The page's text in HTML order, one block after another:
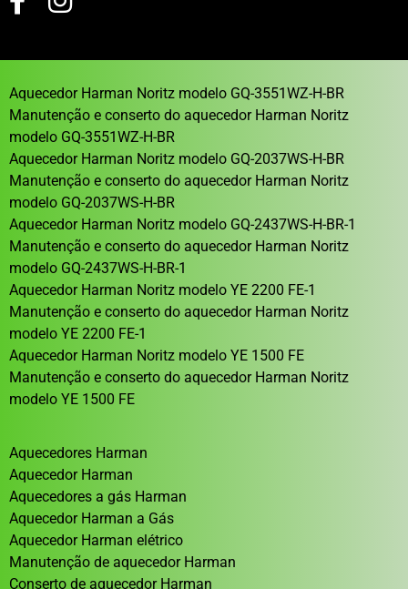
Aquecedor Harman Noritz modelo GQ-3551WZ-H-BR
Manutenção e conserto do aquecedor Harman Noritz
modelo GQ-3551WZ-H-BR
Aquecedor Harman Noritz modelo GQ-2037WS-H-BR
Manutenção e conserto do aquecedor Harman Noritz
modelo GQ-2037WS-H-BR
Aquecedor Harman Noritz modelo GQ-2437WS-H-BR-1
Manutenção e conserto do aquecedor Harman Noritz
modelo GQ-2437WS-H-BR-1
Aquecedor Harman Noritz modelo YE 2200 FE-1
Manutenção e conserto do aquecedor Harman Noritz
modelo YE 2200 FE-1
Aquecedor Harman Noritz modelo YE 1500 FE
Manutenção e conserto do aquecedor Harman Noritz
modelo YE 1500 FE
Aquecedores Harman
Aquecedor Harman
Aquecedores a gás Harman
Aquecedor Harman a Gás
Aquecedor Harman elétrico
Manutenção de aquecedor Harman
Conserto de aquecedor Harman